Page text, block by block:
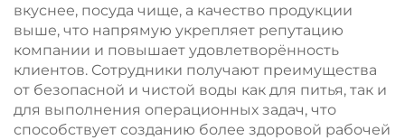
вкуснее, посуда чище, а качество продукции
выше, что напрямую укрепляет репутацию
компании и повышает удовлетворённость
клиентов. Сотрудники получают преимущества
от безопасной и чистой воды как для питья, так и
для выполнения операционных задач, что
способствует созданию более здоровой рабочей